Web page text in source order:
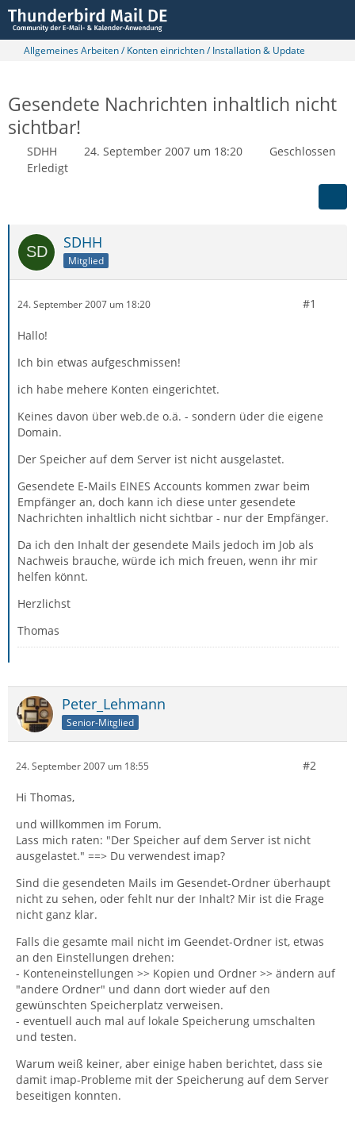
Allgemeines Arbeiten / Konten einrichten / Installation & Update
Gesendete Nachrichten inhaltlich nicht
sichtbar!
SDHH 24. September 2007 um 18:20
Geschlossen
Erledigt
SDHH
Mitglied
24. September 2007 um 18:20 #1
Hallo!
Ich bin etwas aufgeschmissen!
ich habe mehere Konten eingerichtet.
Keines davon über web.de o.ä. - sondern üder die eigene
Domain.
Der Speicher auf dem Server ist nicht ausgelastet.
Gesendete E-Mails EINES Accounts kommen zwar beim
Empfänger an, doch kann ich diese unter gesendete
Nachrichten inhaltlich nicht sichtbar - nur der Empfänger.
Da ich den Inhalt der gesendete Mails jedoch im Job als
Nachweis brauche, würde ich mich freuen, wenn ihr mir
helfen könnt.
Herzlichst
Thomas
Peter_Lehmann
Senior-Mitglied
24. September 2007 um 18:55 #2
Hi Thomas,
und willkommen im Forum.
Lass mich raten: "Der Speicher auf dem Server ist nicht
ausgelastet." ==> Du verwendest imap?
Sind die gesendeten Mails im Gesendet-Ordner überhaupt
nicht zu sehen, oder fehlt nur der Inhalt? Mir ist die Frage
nicht ganz klar.
Falls die gesamte mail nicht im Geendet-Ordner ist, etwas
an den Einstellungen drehen:
- Konteneinstellungen >> Kopien und Ordner >> ändern auf
"andere Ordner" und dann dort wieder auf den
gewünschten Speicherplatz verweisen.
- eventuell auch mal auf lokale Speicherung umschalten
und testen.
Warum weiß keiner, aber einige haben berichtet, dass sie
damit imap-Probleme mit der Speicherung auf dem Server
beseitigen konnten.